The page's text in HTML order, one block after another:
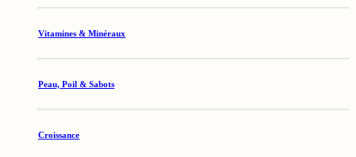
Vitamines & Minéraux
Peau, Poil & Sabots
Croissance